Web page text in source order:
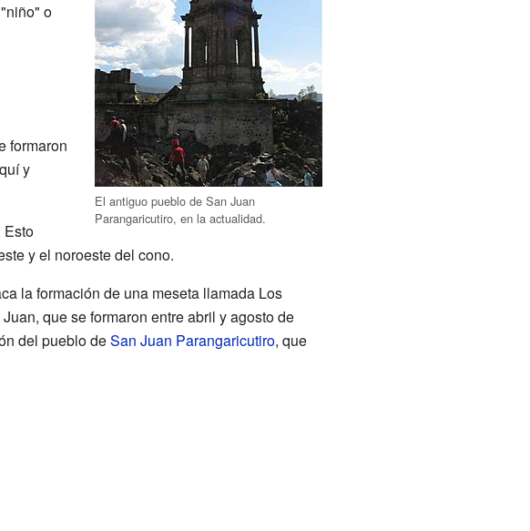
El antiguo pueblo de San Juan
Parangaricutiro, en la actualidad.
o
formaron
y
Esto
y el noroeste del cono.
la formación de una meseta llamada Los
que se formaron entre abril y agosto de
del pueblo deSan Juan Parangaricutiro, que